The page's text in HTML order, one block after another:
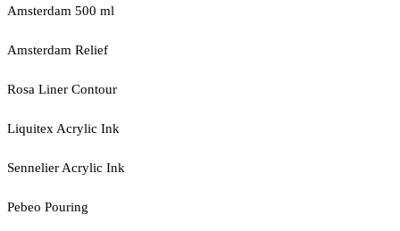
Amsterdam 500 ml
Amsterdam Relief
Rosa Liner Contour
Liquitex Acrylic Ink
Sennelier Acrylic Ink
Pebeo Pouring